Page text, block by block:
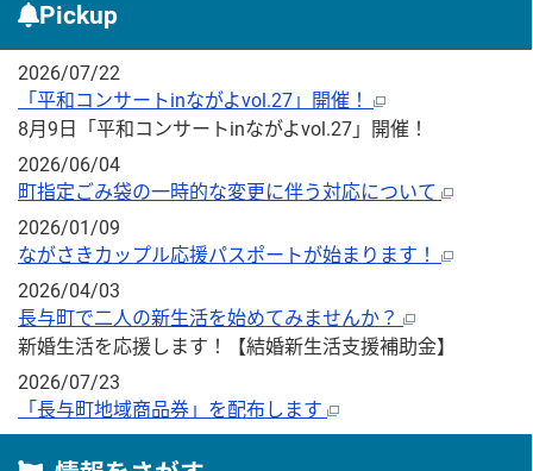
Pickup
2026/07/22
「平和コンサートinながよvol.27」開催！
8月9日「平和コンサートinながよvol.27」開催！
2026/06/04
町指定ごみ袋の一時的な変更に伴う対応について
2026/01/09
ながさきカップル応援パスポートが始まります！
2026/04/03
長与町で二人の新生活を始めてみませんか？
新婚生活を応援します！【結婚新生活支援補助金】
2026/07/23
「長与町地域商品券」を配布します